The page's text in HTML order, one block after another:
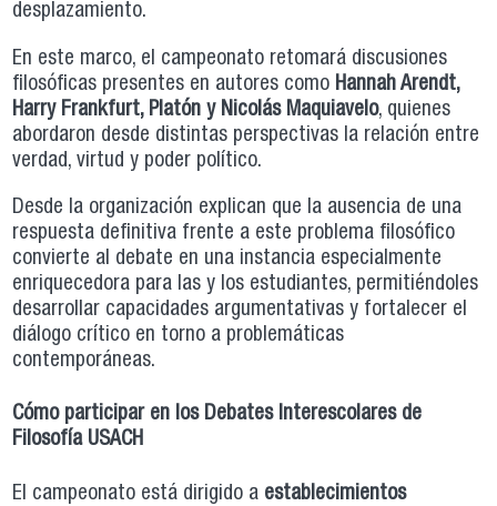
desplazamiento.
En este marco, el campeonato retomará discusiones
filosóficas presentes en autores como Hannah Arendt,
Harry Frankfurt, Platón y Nicolás Maquiavelo, quienes
abordaron desde distintas perspectivas la relación entre
verdad, virtud y poder político.
Desde la organización explican que la ausencia de una
respuesta definitiva frente a este problema filosófico
convierte al debate en una instancia especialmente
enriquecedora para las y los estudiantes, permitiéndoles
desarrollar capacidades argumentativas y fortalecer el
diálogo crítico en torno a problemáticas
contemporáneas.
Cómo participar en los Debates Interescolares de
Filosofía USACH
El campeonato está dirigido a establecimientos